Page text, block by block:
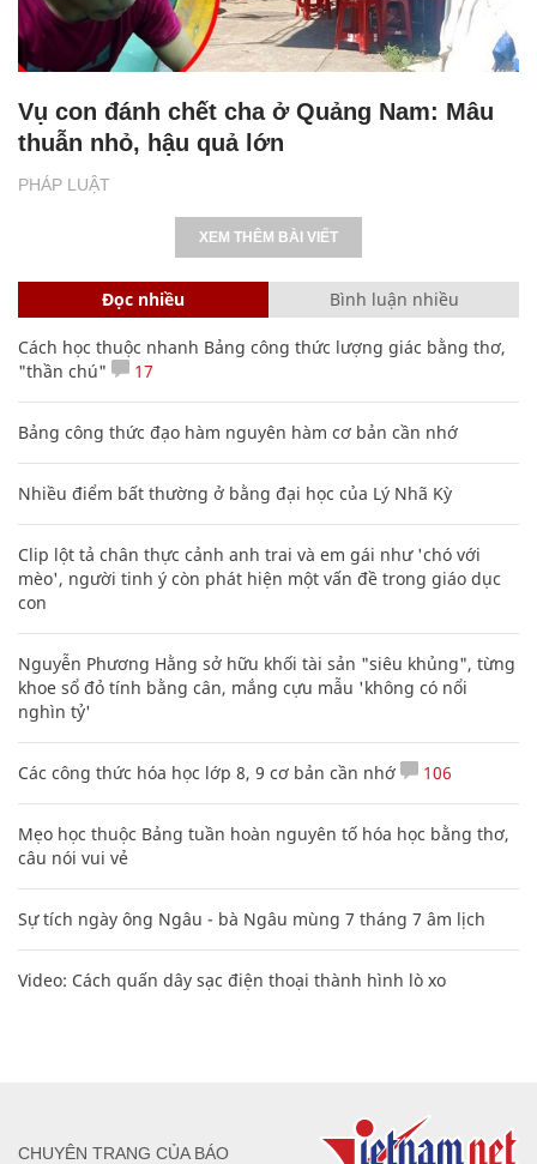
PHÁP LUẬT
Vụ con đánh chết cha ở Quảng Nam: Mâu
thuẫn nhỏ, hậu quả lớn
XEM THÊM BÀI VIẾT
Đọc nhiều Bình luận nhiều
Cách học thuộc nhanh Bảng công thức lượng giác bằng thơ,
"thần chú"
17
Bảng công thức đạo hàm nguyên hàm cơ bản cần nhớ
Nhiều điểm bất thường ở bằng đại học của Lý Nhã Kỳ
Clip lột tả chân thực cảnh anh trai và em gái như 'chó với
mèo', người tinh ý còn phát hiện một vấn đề trong giáo dục
con
Nguyễn Phương Hằng sở hữu khối tài sản "siêu khủng", từng
khoe sổ đỏ tính bằng cân, mắng cựu mẫu 'không có nổi
nghìn tỷ'
Các công thức hóa học lớp 8, 9 cơ bản cần nhớ 106
Mẹo học thuộc Bảng tuần hoàn nguyên tố hóa học bằng thơ,
câu nói vui vẻ
Sự tích ngày ông Ngâu - bà Ngâu mùng 7 tháng 7 âm lịch
Video: Cách quấn dây sạc điện thoại thành hình lò xo
CHUYÊN TRANG CỦA BÁO